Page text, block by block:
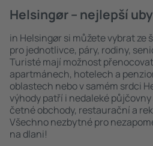
Helsingør – nejlepší
in Helsingør si můžete vybrat ze
pro jednotlivce, páry, rodiny,
Turisté mají možnost
apartmánech, hotelech a
oblastech nebo v samém srdci
výhody patří i nedaleké
četné obchody, restaurační a
Všechno nezbytné pro
na dlani!